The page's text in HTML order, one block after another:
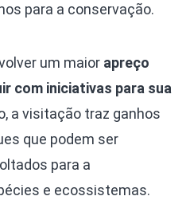
para a conservação.
um maior apreço
com iniciativas para sua
a visitação traz ganhos
que podem ser
para a
e ecossistemas.